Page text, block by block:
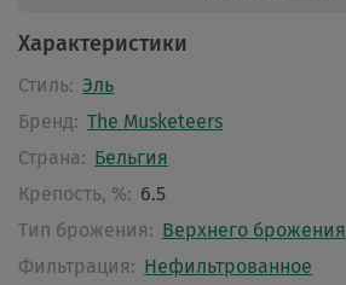
Характеристики
Стиль: Эль
Бренд: The Musketeers
Страна: Бельгия
Крепость, %: 6.5
Тип брожения: Верхнего брожения
Фильтрация: Нефильтрованное